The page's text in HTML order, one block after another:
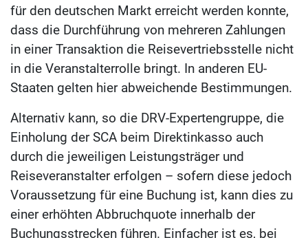
für den deutschen Markt erreicht werden konnte,
dass die Durchführung von mehreren Zahlungen
in einer Transaktion die Reisevertriebsstelle nicht
in die Veranstalterrolle bringt. In anderen EU-
Staaten gelten hier abweichende Bestimmungen.
Alternativ kann, so die DRV-Expertengruppe, die
Einholung der SCA beim Direktinkasso auch
durch die jeweiligen Leistungsträger und
Reiseveranstalter erfolgen – sofern diese jedoch
Voraussetzung für eine Buchung ist, kann dies zu
einer erhöhten Abbruchquote innerhalb der
Buchungsstrecken führen. Einfacher ist es, bei